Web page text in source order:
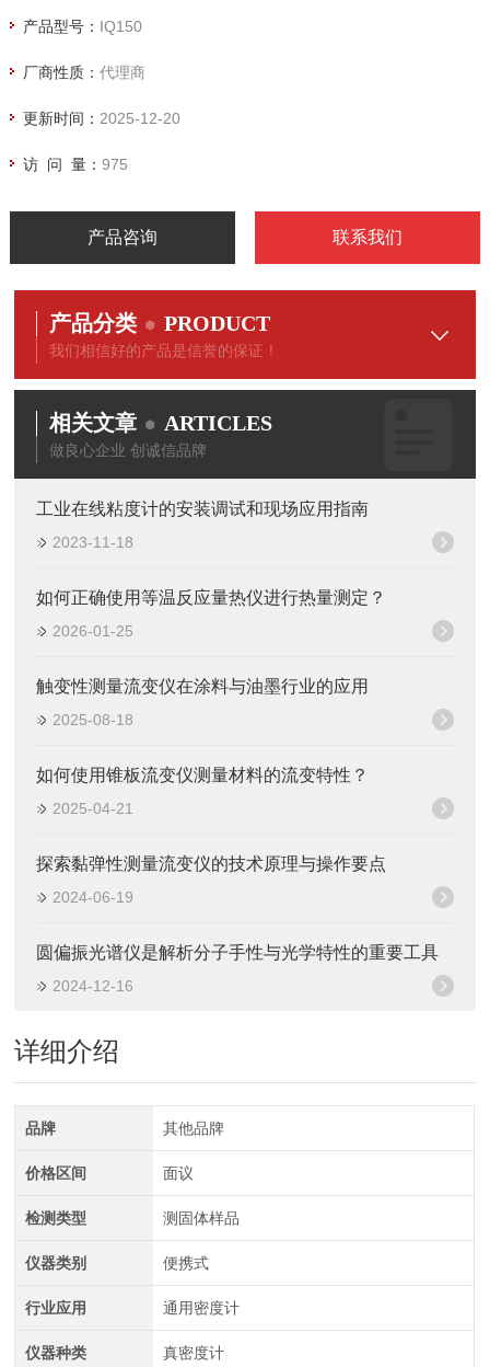
产品型号： IQ150
厂商性质： 代理商
更新时间： 2025-12-20
访 问 量： 975
产品咨询 联系我们
产品分类 PRODUCT
我们相信好的产品是信誉的保证！
相关文章 ARTICLES
做良心企业 创诚信品牌
工业在线粘度计的安装调试和现场应用指南
2023-11-18
如何正确使用等温反应量热仪进行热量测定？
2026-01-25
触变性测量流变仪在涂料与油墨行业的应用
2025-08-18
如何使用锥板流变仪测量材料的流变特性？
2025-04-21
探索黏弹性测量流变仪的技术原理与操作要点
2024-06-19
圆偏振光谱仪是解析分子手性与光学特性的重要工具
2024-12-16
详细介绍
品牌 其他品牌
价格区间 面议
检测类型 测固体样品
仪器类别 便携式
行业应用 通用密度计
仪器种类 真密度计